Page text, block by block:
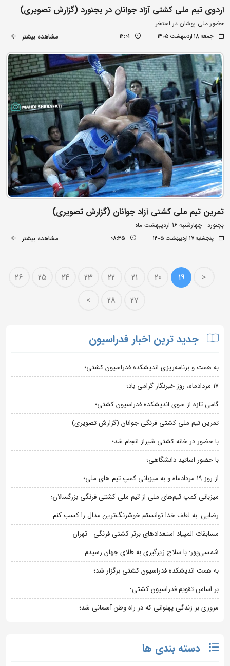
اردوی تیم ملی کشتی آزاد جوانان در بجنورد (گزارش تصویری)
حضور ملی پوشان در استخر
جمعه ۱۸ اردیبهشت ۱۴۰۵ 12:01 مشاهده بیشتر
تمرین تیم ملی کشتی آزاد جوانان (گزارش تصویری)
بجنورد - چهارشنبه 16 اردیبهشت ماه
پنجشنبه ۱۷ اردیبهشت ۱۴۰۵ 08:35 مشاهده بیشتر
<
19
20
21
22
23
24
25
26
27
28
>
جدید ترین اخبار فدراسیون
به همت و برنامه‌ریزی اندیشکده فدراسیون کشتی؛
۱۷ مردادماه، روز خبرنگار گرامی باد؛
گامی تازه از سوی اندیشکده فدراسیون کشتی؛
تمرین تیم ملی کشتی فرنگی جوانان (گزارش تصویری)
با حضور در خانه کشتی شیراز انجام شد؛
با حضور اساتید دانشگاهی؛
از روز 19 مردادماه و به میزبانی کمپ تیم های ملی؛
میزبانی کمپ تیم‌های ملی از تیم ملی کشتی فرنگی بزرگسالان؛
رضایی: به لطف خدا توانستم خوشرنگ‌ترین مدال را کسب کنم
مسابقات المپیاد استعدادهای برتر کشتی فرنگی - تهران
شمسی‌پور: با سلاح زیرگیری به طلای جهان رسیدم
به همت اندیشکده فدراسیون کشتی برگزار شد؛
بر اساس تقویم فدراسیون کشتی؛
مروری بر زندگی پهلوانی که در راه وطن آسمانی شد؛
دسته بندی ها